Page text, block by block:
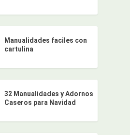
Manualidades faciles con
cartulina
32 Manualidades y Adornos
Caseros para Navidad